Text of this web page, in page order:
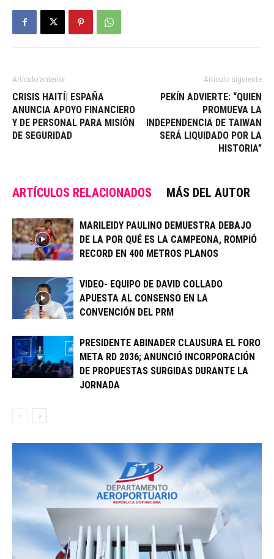
Artículo anterior
CRISIS HAITÍ| ESPAÑA
ANUNCIA APOYO FINANCIERO
Y DE PERSONAL PARA MISIÓN
DE SEGURIDAD
Artículo siguiente
PEKÍN ADVIERTE: “QUIEN
PROMUEVA LA
INDEPENDENCIA DE TAIWAN
SERÁ LIQUIDADO POR LA
HISTORIA”
ARTÍCULOS RELACIONADOS MÁS DEL AUTOR
MARILEIDY PAULINO DEMUESTRA DEBAJO
DE LA POR QUÉ ES LA CAMPEONA, ROMPIÓ
RECORD EN 400 METROS PLANOS
VIDEO- EQUIPO DE DAVID COLLADO
APUESTA AL CONSENSO EN LA
CONVENCIÓN DEL PRM
PRESIDENTE ABINADER CLAUSURA EL FORO
META RD 2036; ANUNCIÓ INCORPORACIÓN
DE PROPUESTAS SURGIDAS DURANTE LA
JORNADA